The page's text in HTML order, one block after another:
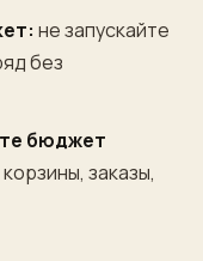
не запускайте
без
бюджет
заказы,